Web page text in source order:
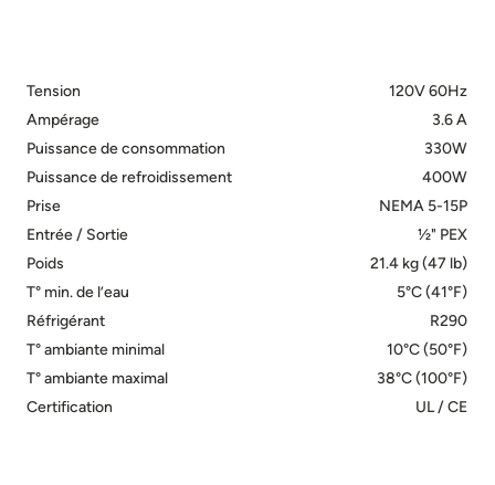
Tension
120V 60Hz
Ampérage
3.6 A
Puissance de consommation
330W
Puissance de refroidissement
400W
Prise
NEMA 5-15P
Entrée / Sortie
½" PEX
Poids
21.4 kg (47 lb)
T° min. de l’eau
5°C (41°F)
Réfrigérant
R290
T° ambiante minimal
10°C (50°F)
T° ambiante maximal
38°C (100°F)
Certification
UL / CE